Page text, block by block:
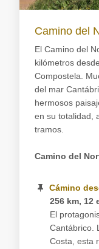
Camino del
El Camino del
kilómetros
Compostela.
del mar
hermosos
en su totalidad,
tramos.
Camino del
Cámino
256 km, 12
El
Cantábrico.
Costa, esta